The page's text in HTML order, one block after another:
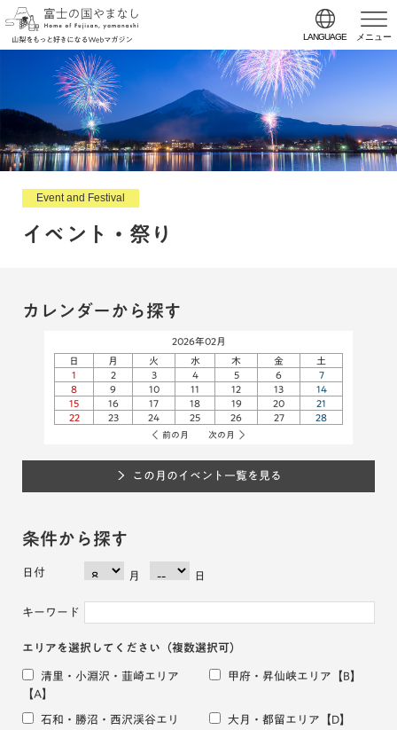
LANGUAGE メニュー
Event and Festival
イベント・祭り
カレンダーから探す
2026年02月
日
月 火 水 木 金
土
1
2 3 4 5 6
7
8
9 10 11 12 13
14
15
16 17 18 19 20
21
22
23 24 25 26 27 28
前の月 次の月
この月のイベント一覧を見る
条件から探す
日付 月 日
キーワード
エリアを選択してください （複数選択可）
清里・小淵沢・韮崎エリア
【A】
甲府・昇仙峡エリア 【B】
石和・勝沼・西沢渓谷エリ
大月・都留エリア 【D】